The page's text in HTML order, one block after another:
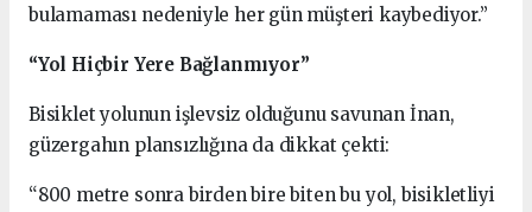
bulamaması nedeniyle her gün müşteri kaybediyor.”
“Yol Hiçbir Yere Bağlanmıyor”
Bisiklet yolunun işlevsiz olduğunu savunan İnan,
güzergahın plansızlığına da dikkat çekti:
“800 metre sonra birden bire biten bu yol, bisikletliyi